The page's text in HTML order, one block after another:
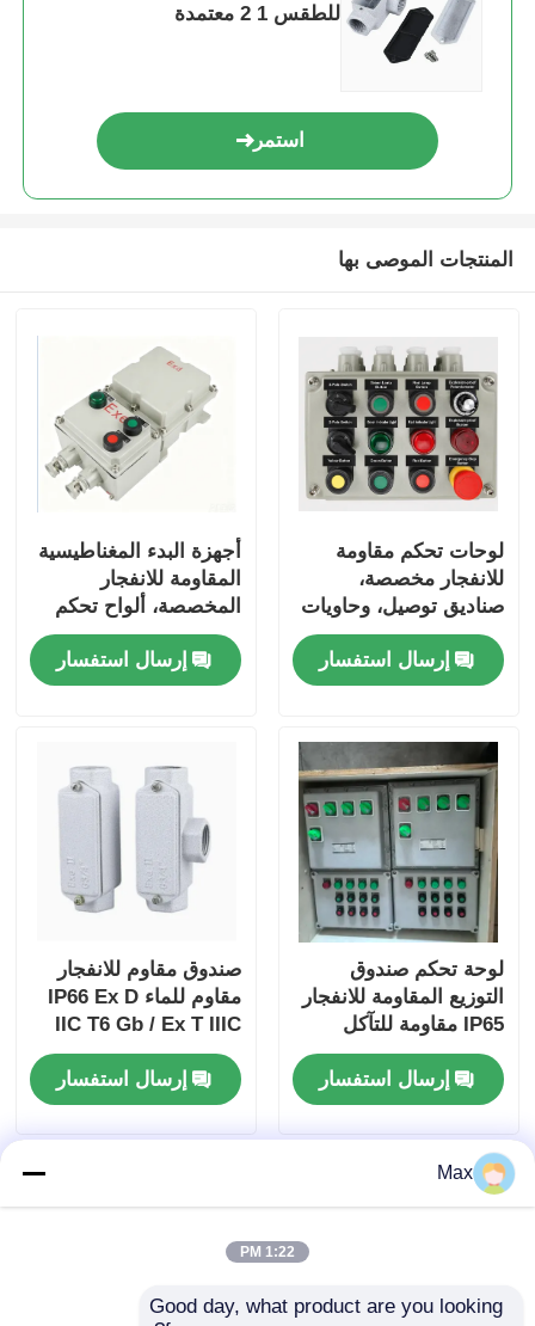
للطقس 1 2 معتمدة
استمر
المنتجات الموصى بها
لوحات تحكم مقاومة
للانفجار مخصصة،
صناديق توصيل، وحاويات
كهربائية
إرسال استفسار
أجهزة البدء المغناطيسية
المقاومة للانفجار
المخصصة، ألواح تحكم
المحركات وصناديق تحكم
مضخة المياهإرسال استفسار
لوحة تحكم صندوق
التوزيع المقاومة للانفجار
IP65 مقاومة للتآكل
إرسال استفسار
صندوق مقاوم للانفجار
مقاوم للماء IP66 Ex D
IIC T6 Gb / Ex T IIIC
T80 درجة مئوية Db
للمنطقة الخطرة
إرسال استفسار
Max
1:22 PM
Good day, what product are you looking